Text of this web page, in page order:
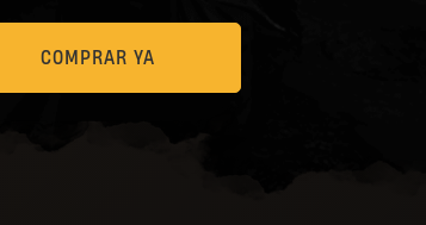
COMPRAR YA